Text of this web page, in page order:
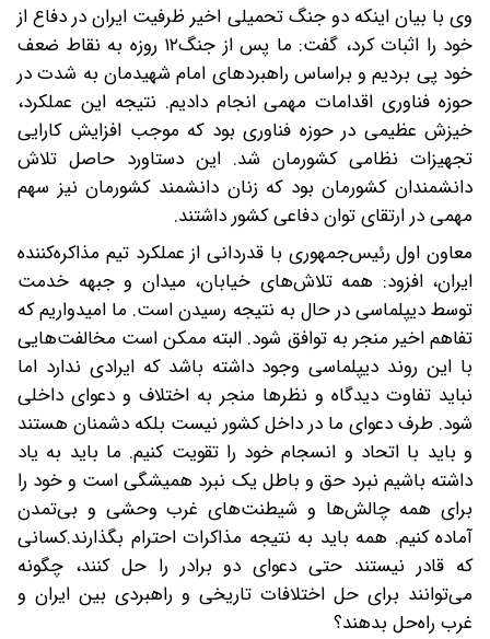
وی با بیان اینکه دو جنگ تحمیلی اخیر ظرفیت ایران در دفاع از
خود را اثبات کرد، گفت: ما پس از جنگ۱۲ روزه به نقاط ضعف
خود پی بردیم و براساس راهبردهای امام شهیدمان به شدت در
حوزه فناوری اقدامات مهمی انجام دادیم. نتیجه این عملکرد،
خیزش عظیمی در حوزه فناوری بود که موجب افزایش کارایی
تجهیزات نظامی کشورمان شد. این دستاورد حاصل تلاش
دانشمندان کشورمان بود که زنان دانشمند کشورمان نیز سهم
مهمی در ارتقای توان دفاعی کشور داشتند.
معاون اول رئیس‌جمهوری با قدردانی از عملکرد تیم مذاکره‌کننده
ایران، افزود: همه تلاش‌های خیابان، میدان و جبهه خدمت
توسط دیپلماسی در حال به نتیجه رسیدن است. ما امیدواریم که
تفاهم اخیر منجر به توافق شود. البته ممکن است مخالفت‌هایی
با این روند دیپلماسی وجود داشته باشد که ایرادی ندارد اما
نباید تفاوت دیدگاه و نظرها منجر به اختلاف و دعوای داخلی
شود. طرف دعوای ما در داخل کشور نیست بلکه دشمنان هستند
و باید با اتحاد و انسجام خود را تقویت کنیم. ما باید به یاد
داشته باشیم نبرد حق و باطل یک نبرد همیشگی است و خود را
برای همه چالش‌ها و شیطنت‌های غرب وحشی و بی‌تمدن
آماده کنیم. همه باید به نتیجه مذاکرات احترام بگذارند.‌کسانی
که قادر نیستند حتی دعوای دو برادر را حل کنند، چگونه
می‌توانند برای حل اختلافات تاریخی و راهبردی بین ایران و
غرب راه‌حل بدهند؟